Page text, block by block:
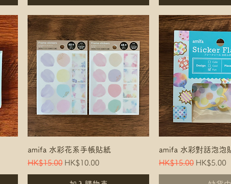
amifa 水彩花系手帳貼紙
Regular Price
HK$15.00 Sale Price
HK$10.00
amifa 水彩對話泡泡
Regular Price
HK$15.00 Sale Price
HK$5.00